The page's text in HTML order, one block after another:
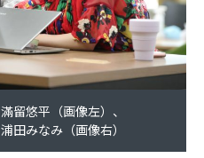
留悠平（画像左）、
田みなみ（画像右）